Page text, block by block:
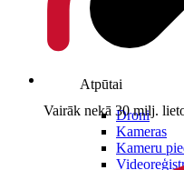
Atpūtai
Droni
Kameras
Kameru
Vairāk nekā 30 milj.